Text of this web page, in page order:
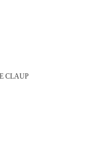
CLAUP